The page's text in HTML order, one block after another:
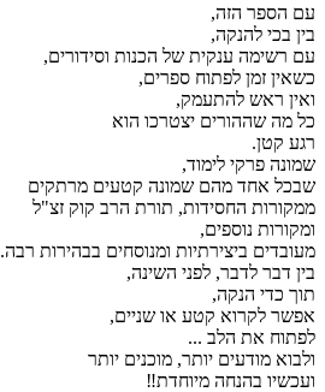
עם הספר הזה,
בין בכי להנקה,
עם רשימה ענקית של הכנות וסידורים,
כשאין זמן לפתוח ספרים,
ואין ראש להתעמק,
כל מה שההורים יצטרכו הוא
רגע קטן.
שמונה פרקי לימוד,
שבכל אחד מהם שמונה קטעים מרתקים
ממקורות החסידות, תורת הרב קוק זצ"ל
ומקורות נוספים,
מעובדים ביצירתיות ומנוסחים בבהירות רבה.
בין דבר לדבר, לפני השינה,
תוך כדי הנקה,
אפשר לקרוא קטע או שניים,
לפתוח את הלב ...
ולבוא מודעים יותר, מוכנים יותר
ועכשיו בהנחה מיוחדת‼️